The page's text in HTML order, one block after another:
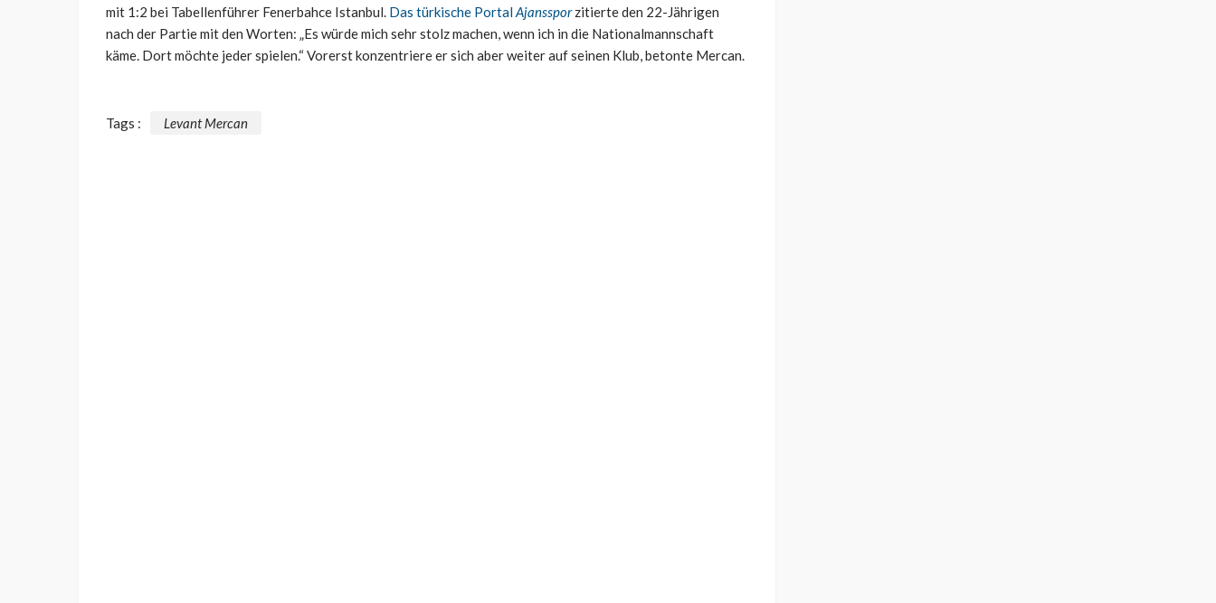
mit 1:2 bei Tabellenführer Fenerbahce Istanbul. Das türkische PortalAjanssporzitierte den 22-Jährigen
nach der Partie mit den Worten: „Es würde mich sehr stolz machen, wenn ich in die Nationalmannschaft
käme. Dort möchte jeder spielen.“ Vorerst konzentriere er sich aber weiter auf seinen Klub, betonte Mercan.
Tags : Levant Mercan